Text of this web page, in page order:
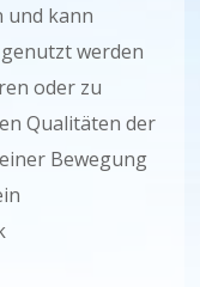
und kann
werden
oder zu
Qualitäten der
Bewegung